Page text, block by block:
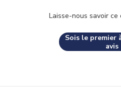
Laisse-nous savoir ce
Sois le premier
avis